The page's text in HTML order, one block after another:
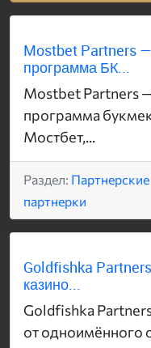
Mostbet Partners
программа БК...
Mostbet Partners
программа
Мостбет,...
Раздел:
партнерки
Goldfishka
казино...
Goldfishka
от одноимённого